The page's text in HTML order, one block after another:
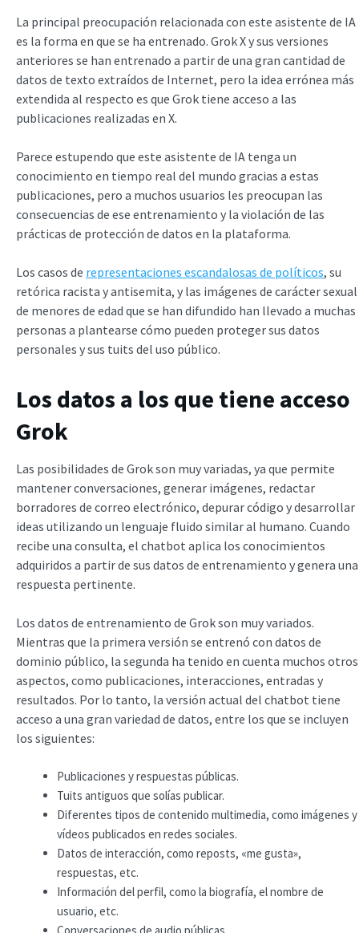
La principal preocupación relacionada con este asistente de IA
es la forma en que se ha entrenado. Grok X y sus versiones
anteriores se han entrenado a partir de una gran cantidad de
datos de texto extraídos de Internet, pero la idea errónea más
extendida al respecto es que Grok tiene acceso a las
publicaciones realizadas en X.
Parece estupendo que este asistente de IA tenga un
conocimiento en tiempo real del mundo gracias a estas
publicaciones, pero a muchos usuarios les preocupan las
consecuencias de ese entrenamiento y la violación de las
prácticas de protección de datos en la plataforma.
Los casos de representaciones escandalosas de políticos, su
retórica racista y antisemita, y las imágenes de carácter sexual
de menores de edad que se han difundido han llevado a muchas
personas a plantearse cómo pueden proteger sus datos
personales y sus tuits del uso público.
Los datos a los que tiene acceso
Grok
Las posibilidades de Grok son muy variadas, ya que permite
mantener conversaciones, generar imágenes, redactar
borradores de correo electrónico, depurar código y desarrollar
ideas utilizando un lenguaje fluido similar al humano. Cuando
recibe una consulta, el chatbot aplica los conocimientos
adquiridos a partir de sus datos de entrenamiento y genera una
respuesta pertinente.
Los datos de entrenamiento de Grok son muy variados.
Mientras que la primera versión se entrenó con datos de
dominio público, la segunda ha tenido en cuenta muchos otros
aspectos, como publicaciones, interacciones, entradas y
resultados. Por lo tanto, la versión actual del chatbot tiene
acceso a una gran variedad de datos, entre los que se incluyen
los siguientes:
Publicaciones y respuestas públicas.
Tuits antiguos que solías publicar.
Diferentes tipos de contenido multimedia, como imágenes y
vídeos publicados en redes sociales.
Datos de interacción, como reposts, «me gusta»,
respuestas, etc.
Información del perfil, como la biografía, el nombre de
usuario, etc.
Conversaciones de audio públicas.